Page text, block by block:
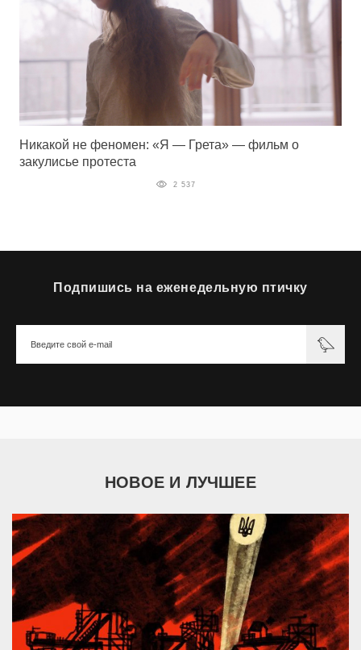
Никакой не феномен: «Я — Грета» — фильм о
закулисье протеста
2 537
Подпишись на еженедельную птичку
НОВОЕ И ЛУЧШЕЕ